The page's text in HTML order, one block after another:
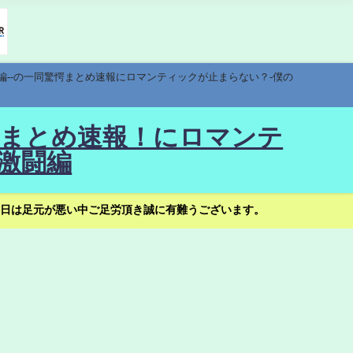
の一同驚愕まとめ速報にロマンティックが止まらない？-僕の
とめ速報！にロマンテ
闘編
足元が悪い中ご足労頂き誠に有難うございます。